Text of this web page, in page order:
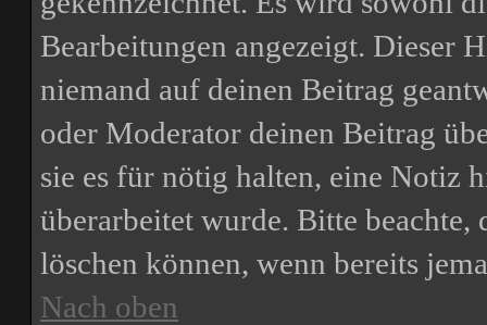
Bearbeitungen angezeigt. Dieser
niemand auf deinen Beitrag
oder Moderator deinen Beitrag
sie es für nötig halten, eine Notiz
überarbeitet wurde. Bitte
löschen können, wenn bereits
Nach oben